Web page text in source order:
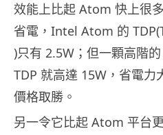
效能上比起 Atom 快上很
省電，Intel Atom 的
)只有 2.5W；但一顆高階
TDP 就高達 15W，省電
價格取勝。
另一令它比起 Atom 平台